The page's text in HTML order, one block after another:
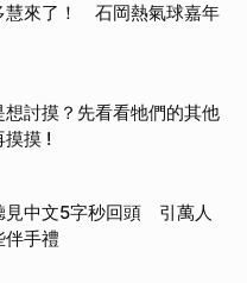
慧來了！ 石岡熱氣球嘉年
討摸？先看看牠們的其他
摸摸 !
見中文5字秒回頭 引萬人
伴手禮